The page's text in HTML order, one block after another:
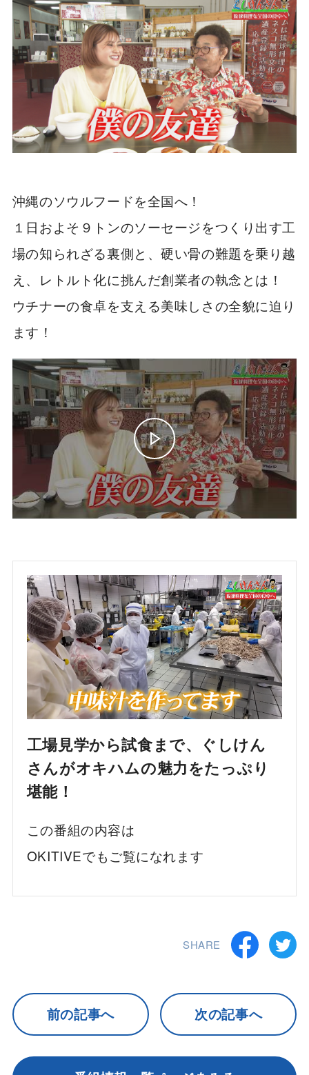
沖縄のソウルフードを全国へ！
１日およそ９トンのソーセージをつくり出す工
場の知られざる裏側と、硬い骨の難題を乗り越
え、レトルト化に挑んだ創業者の執念とは！
ウチナーの食卓を支える美味しさの全貌に迫り
ます！
工場見学から試食まで、ぐしけん
さんがオキハムの魅力をたっぷり
堪能！
この番組の内容は
OKITIVEでもご覧になれます
SHARE
前の記事へ 次の記事へ